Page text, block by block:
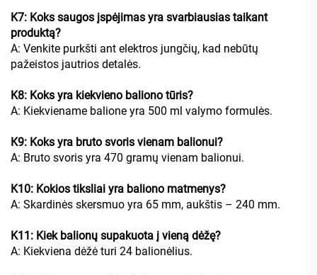
K7: Koks saugos įspėjimas yra svarbiausias taikant
produktą?
A: Venkite purkšti ant elektros jungčių, kad nebūtų
pažeistos jautrios detalės.
K8: Koks yra kiekvieno baliono tūris?
A: Kiekviename balione yra 500 ml valymo formulės.
K9: Koks yra bruto svoris vienam balionui?
A: Bruto svoris yra 470 gramų vienam balionui.
K10: Kokios tiksliai yra baliono matmenys?
A: Skardinės skersmuo yra 65 mm, aukštis – 240 mm.
K11: Kiek balionų supakuota į vieną dėžę?
A: Kiekviena dėžė turi 24 balionėlius.